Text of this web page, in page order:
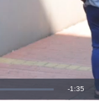
剩
-1:35